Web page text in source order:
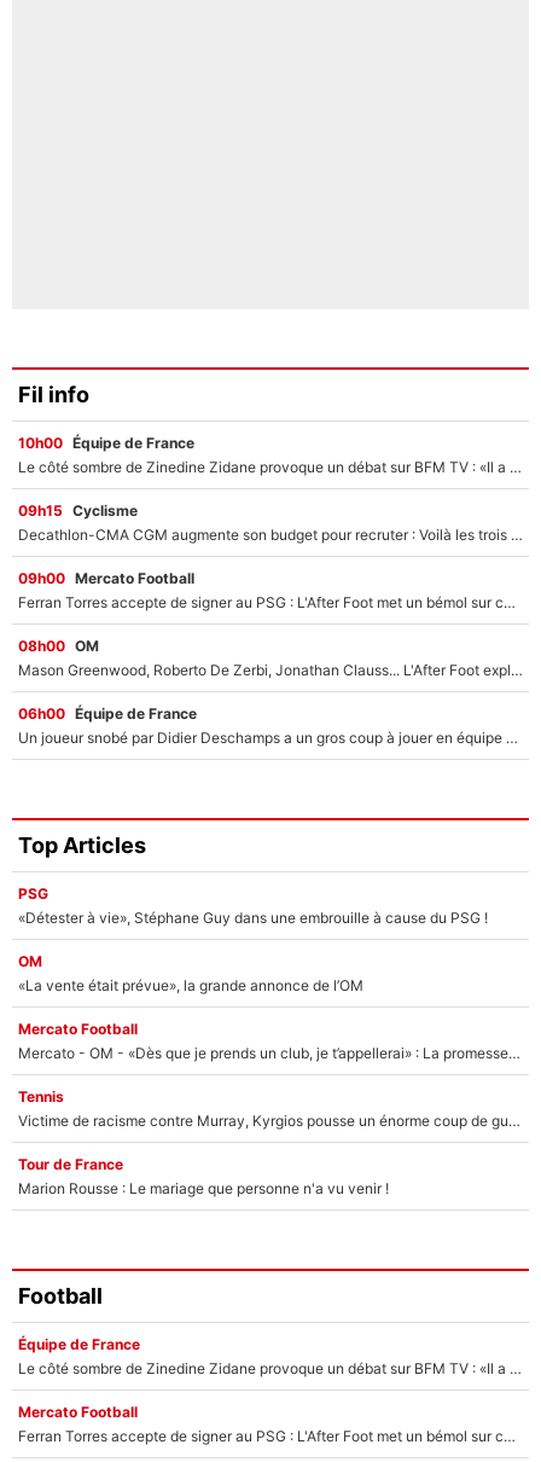
Fil info
10h00 Équipe de France
Le côté sombre de Zinedine Zidane provoque un débat sur BFM TV : «Il a pris 14 cartons rouges»
09h15 Cyclisme
Decathlon-CMA CGM augmente son budget pour recruter : Voilà les trois premiers coureurs qui font rejoindre Paul Seixas en 2027 !
09h00 Mercato Football
Ferran Torres accepte de signer au PSG : L'After Foot met un bémol sur ce transfert, le champion du monde va couter trop cher ?
08h00 OM
Mason Greenwood, Roberto De Zerbi, Jonathan Clauss... L'After Foot explique pourquoi Medhi Benatia a craqué à l'OM !
06h00 Équipe de France
Un joueur snobé par Didier Deschamps a un gros coup à jouer en équipe de France : Zinedine Zidane a trouvé son numéro 9 ?
Top Articles
PSG
«Détester à vie», Stéphane Guy dans une embrouille à cause du PSG !
OM
«La vente était prévue», la grande annonce de l’OM
Mercato Football
Mercato - OM - «Dès que je prends un club, je t’appellerai» : La promesse de Marcelino au moment de claquer la porte
Tennis
Victime de racisme contre Murray, Kyrgios pousse un énorme coup de gueule !
Tour de France
Marion Rousse : Le mariage que personne n'a vu venir !
Football
Équipe de France
Le côté sombre de Zinedine Zidane provoque un débat sur BFM TV : «Il a pris 14 cartons rouges»
Mercato Football
Ferran Torres accepte de signer au PSG : L'After Foot met un bémol sur ce transfert, le champion du monde va couter trop cher ?